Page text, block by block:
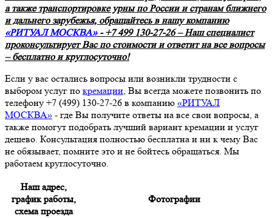
а также транспортировке урны по России и странам ближнего
и дальнего зарубежья, обращайтесь в нашу компанию
«РИТУАЛ МОСКВА»- +7 499 130-27-26 – Наш специалист
проконсультирует Вас по стоимости и ответит на все вопросы
– бесплатно и круглосуточно!
Если у вас остались вопросы или возникли трудности с
выбором услуг по кремации, Вы всегда можете позвонить по
телефону +7 (499) 130-27-26 в компанию «РИТУАЛ
МОСКВА» - где Вы получите ответы на все свои вопросы, а
также помогут подобрать лучший вариант кремации и услуг
дешево. Консультация полностью бесплатна и ни к чему Вас
не обязывает, помните это и не бойтесь обращаться. Мы
работаем круглосуточно.
Наш адрес,
график работы,
схема проезда
Фотографии